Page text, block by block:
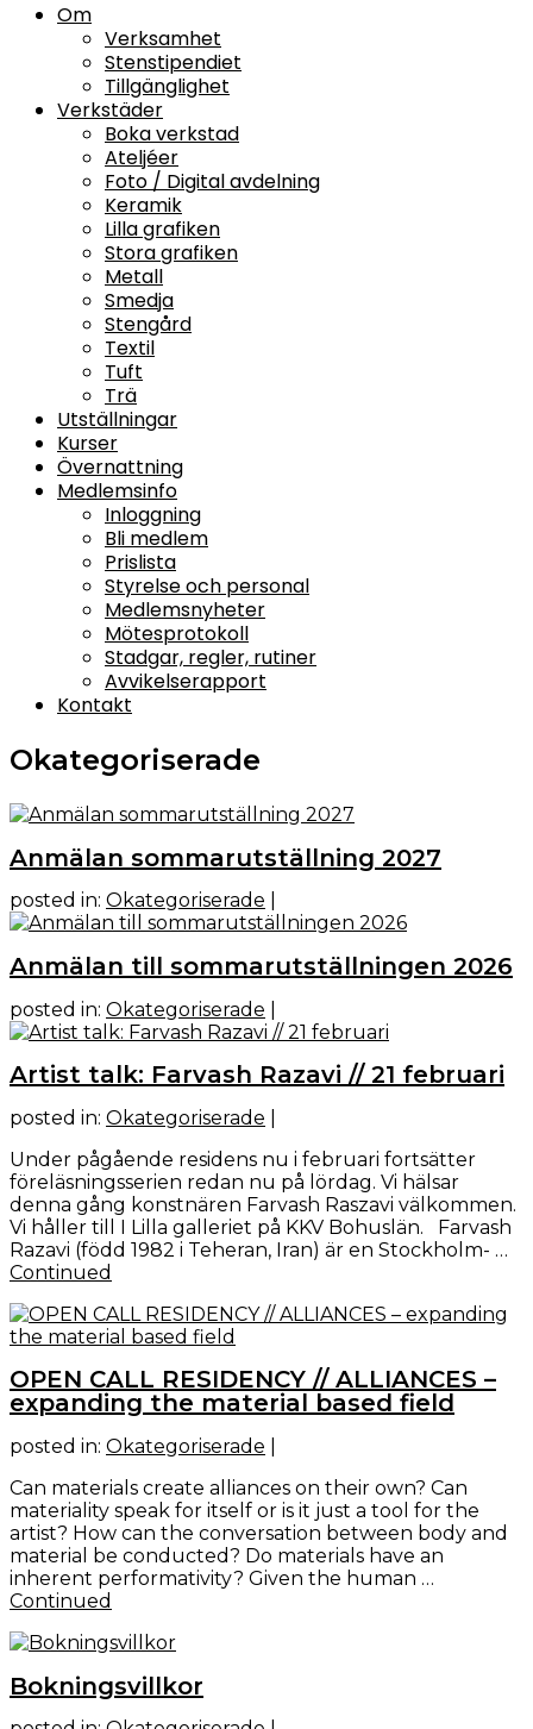
Om
Verksamhet
Stenstipendiet
Tillgänglighet
Verkstäder
Boka verkstad
Ateljéer
Foto / Digital avdelning
Keramik
Lilla grafiken
Stora grafiken
Metall
Smedja
Stengård
Textil
Tuft
Trä
Utställningar
Kurser
Övernattning
Medlemsinfo
Inloggning
Bli medlem
Prislista
Styrelse och personal
Medlemsnyheter
Mötesprotokoll
Stadgar, regler, rutiner
Avvikelserapport
Kontakt
Okategoriserade
Anmälan sommarutställning 2027
posted in: Okategoriserade
Anmälan till sommarutställningen 2026
posted in: Okategoriserade
Artist talk: Farvash Razavi // 21 februari
posted in: Okategoriserade
Under pågående residens nu i februari fortsätter
föreläsningsserien redan nu på lördag. Vi hälsar
denna gång konstnären Farvash Raszavi välkommen.
Vi håller till I Lilla galleriet på KKV Bohuslän. Farvash
Razavi (född 1982 i Teheran, Iran) är en Stockholm- …
Continued
OPEN CALL RESIDENCY // ALLIANCES –
expanding the material based field
posted in: Okategoriserade
Can materials create alliances on their own? Can
materiality speak for itself or is it just a tool for the
artist? How can the conversation between body and
material be conducted? Do materials have an
inherent performativity? Given the human …
Continued
Bokningsvillkor